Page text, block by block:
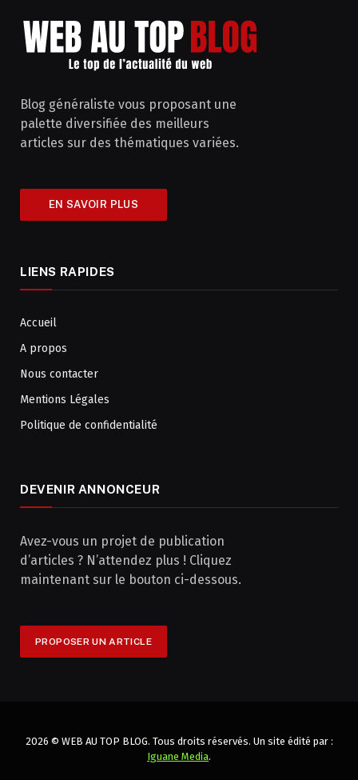
Blog généraliste vous proposant une
palette diversifiée des meilleurs
articles sur des thématiques variées.
EN SAVOIR PLUS
LIENS RAPIDES
Accueil
A propos
Nous contacter
Mentions Légales
Politique de confidentialité
DEVENIR ANNONCEUR
Avez-vous un projet de publication
d’articles ? N’attendez plus ! Cliquez
maintenant sur le bouton ci-dessous.
PROPOSER UN ARTICLE
2026 © WEB AU TOP BLOG. Tous droits réservés. Un site édité par :
Iguane Media.